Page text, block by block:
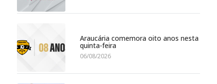
Araucária comemora oito anos nesta
quinta-feira
06/08/2026